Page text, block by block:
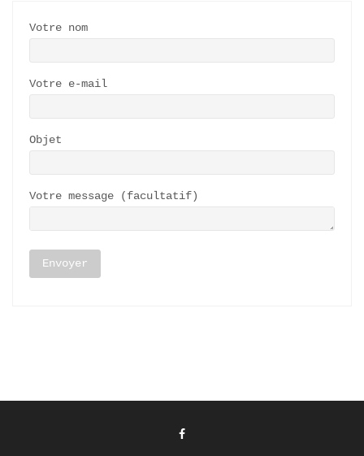
Votre nom
Votre e-mail
Objet
Votre message (facultatif)